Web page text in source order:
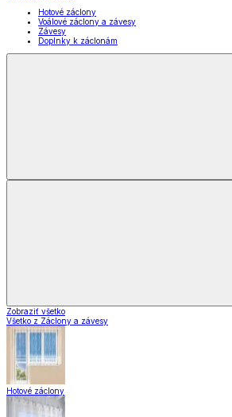
Hotové záclony
Voálové záclony a závesy
Závesy
Doplnky k záclonám
Zobraziť všetko
Všetko z Záclony a závesy
Hotové záclony